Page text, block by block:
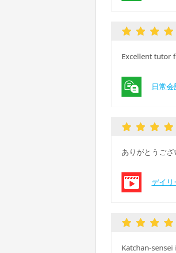
Excellent tutor
日常会
ありがとうござ
デイリ
Katchan-